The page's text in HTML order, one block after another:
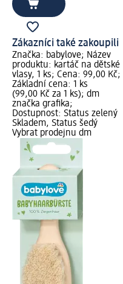
Zákazníci také zakoupili
Značka: babylove; Název
produktu: kartáč na dětské
vlasy, 1 ks; Cena: 99,00 Kč;
Základní cena: 1 ks
(99,00 Kč za 1 ks); dm
značka grafika;
Dostupnost: Status zelený
Skladem, Status šedý
Vybrat prodejnu dm